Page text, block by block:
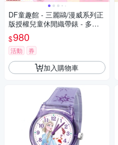
DF童趣館 - 三麗鷗/漫威系列正
版授權兒童休閒織帶錶 - 多款
可選
$980
活動 券
加入購物車